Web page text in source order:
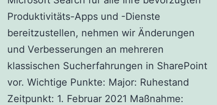
Produktivitäts-Apps und -Dienste
bereitzustellen, nehmen wir Änderungen
und Verbesserungen an mehreren
klassischen Sucherfahrungen in SharePoint
vor. Wichtige Punkte: Major: Ruhestand
Zeitpunkt: 1. Februar 2021 Maßnahme: